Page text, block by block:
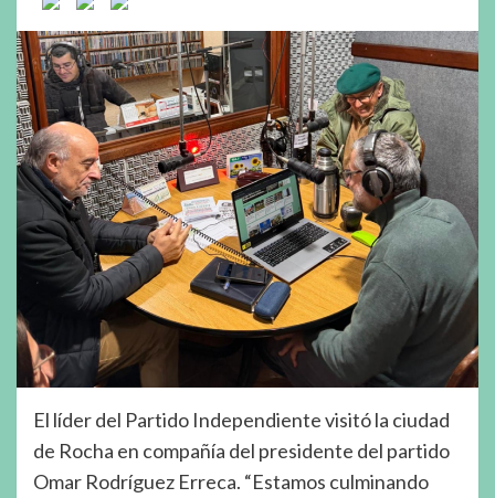
El líder del Partido Independiente visitó la ciudad
de Rocha en compañía del presidente del partido
Omar Rodríguez Erreca. “Estamos culminando